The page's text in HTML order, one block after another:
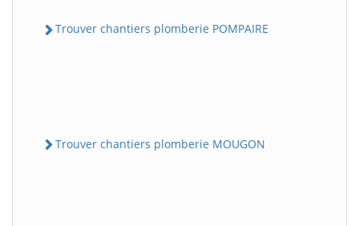
Trouver chantiers plomberie POMPAIRE
Trouver chantiers plomberie MOUGON